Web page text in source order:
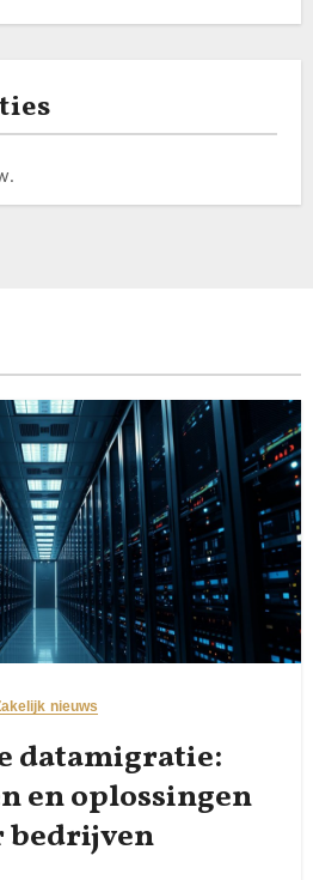
nieuws
datamigratie:
en oplossingen
bedrijven